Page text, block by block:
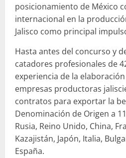
posicionamiento de México
internacional en la
Jalisco como principal
Hasta antes del concurso y
catadores profesionales de
experiencia de la
empresas productoras
contratos para exportar la
Denominación de Origen a
Rusia, Reino Unido, China,
Kazajistán, Japón, Italia,
España.